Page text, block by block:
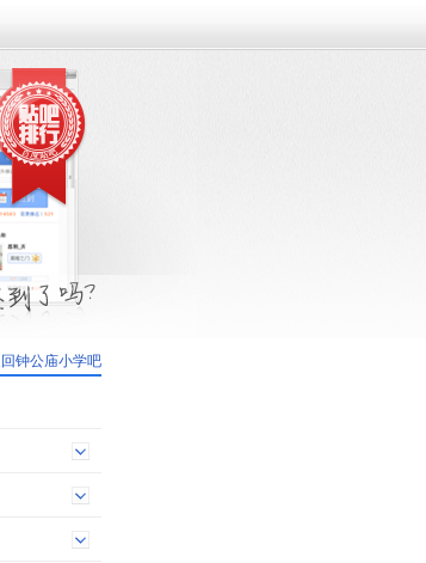
钟公庙小学吧